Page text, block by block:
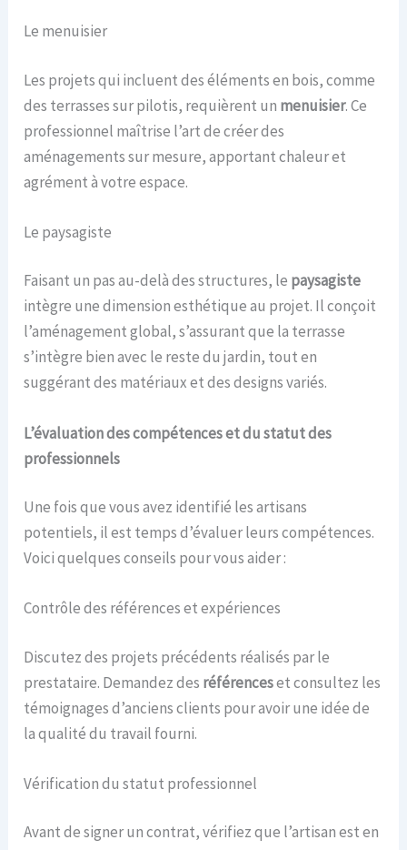
Le menuisier
Les projets qui incluent des éléments en bois, comme
des terrasses sur pilotis, requièrent un menuisier. Ce
professionnel maîtrise l’art de créer des
aménagements sur mesure, apportant chaleur et
agrément à votre espace.
Le paysagiste
Faisant un pas au-delà des structures, le paysagiste
intègre une dimension esthétique au projet. Il conçoit
l’aménagement global, s’assurant que la terrasse
s’intègre bien avec le reste du jardin, tout en
suggérant des matériaux et des designs variés.
L’évaluation des compétences et du statut des
professionnels
Une fois que vous avez identifié les artisans
potentiels, il est temps d’évaluer leurs compétences.
Voici quelques conseils pour vous aider :
Contrôle des références et expériences
Discutez des projets précédents réalisés par le
prestataire. Demandez des référenceset consultez les
témoignages d’anciens clients pour avoir une idée de
la qualité du travail fourni.
Vérification du statut professionnel
Avant de signer un contrat, vérifiez que l’artisan est en